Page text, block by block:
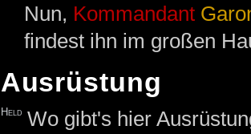
Nun, Kommandant
findest ihn im großen
Ausrüstung
Held Wo gibt's hier